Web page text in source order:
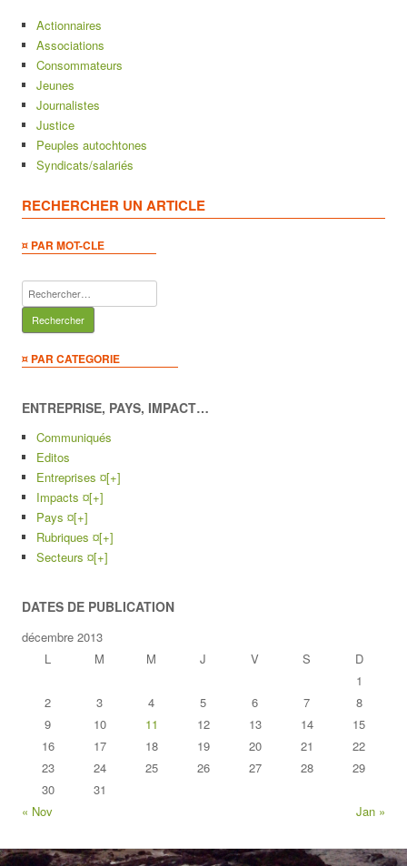
Actionnaires
Associations
Consommateurs
Jeunes
Journalistes
Justice
Peuples autochtones
Syndicats/salariés
RECHERCHER UN ARTICLE
¤ PAR MOT-CLE
Rechercher :
¤ PAR CATEGORIE
ENTREPRISE, PAYS, IMPACT…
Communiqués
Editos
Entreprises ¤[+]
Impacts ¤[+]
Pays ¤[+]
Rubriques ¤[+]
Secteurs ¤[+]
DATES DE PUBLICATION
décembre 2013
L
M M J V S
D
1
2
3 4 5 6 7
8
9
10 11 12 13 14
15
16
17 18 19 20 21
22
23
24 25 26 27 28
29
30
31
« Nov
Jan »